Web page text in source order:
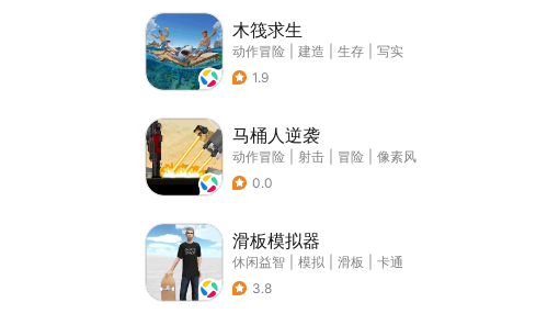
木筏求生
动作冒险 建造 生存
写实
1.9
马桶人逆袭
动作冒险 射击 冒险
像素风
0.0
滑板模拟器
休闲益智 模拟 滑板
卡通
3.8